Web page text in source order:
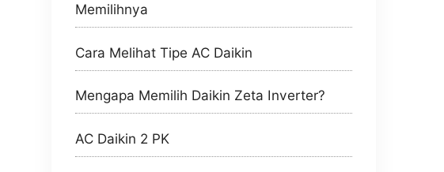
Memilihnya
Cara Melihat Tipe AC Daikin
Mengapa Memilih Daikin Zeta Inverter?
AC Daikin 2 PK